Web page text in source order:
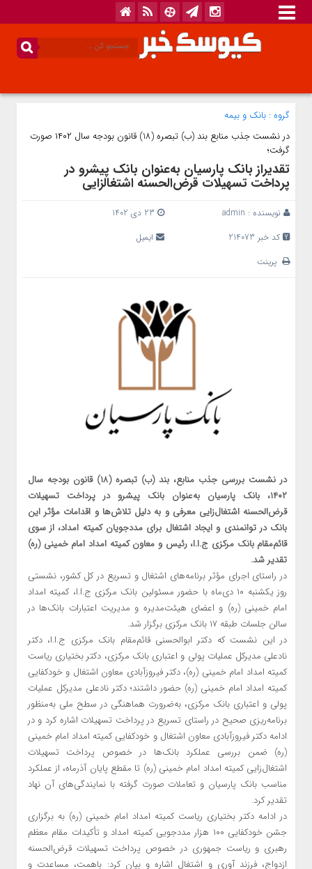
گروه : بانک‌ و بیمه
در نشست جذب منابع بند (ب) تبصره (18) قانون بودجه سال ۱۴۰۲ صورت
گرفت؛
تقدیراز بانک پارسیان به‌عنوان بانک پیشرو در
پرداخت تسهیلات قرض‌الحسنه اشتغالزایی
نویسنده : admin
کد خبر 214073
ایمیل
پرینت
در نشست بررسی جذب منابع، بند (ب) تبصره (۱۸) قانون بودجه سال
۱۴۰۲، بانک پارسیان به‌عنوان بانک پیشرو در پرداخت تسهیلات
قرض‌الحسنه اشتغال‌زایی معرفی و به دلیل تلاش‌ها و اقدامات مؤثر این
بانک در توانمندی و ایجاد اشتغال برای مددجویان کمیته امداد، از سوی
قائم‌مقام بانک مرکزی ج.ا.ا، رئیس و معاون کمیته امداد امام خمینی (ره)
تقدیر شد.
در راستای اجرای مؤثر برنامه‌های اشتغال و تسریع در کل کشور، نشستی
روز یکشنبه ۱۰ دی‌ماه با حضور مسئولین بانک مرکزی ج.ا.ا، کمیته امداد
امام خمینی (ره) و اعضای هیئت‌مدیره و مدیریت اعتبارات بانک‌ها در
سالن جلسات طبقه ۱۷ بانک مرکزی برگزار شد.
در این نشست که دکتر ابوالحسنی قائم‌مقام بانک مرکزی ج.ا.ا، دکتر
نادعلی مدیرکل عملیات پولی و اعتباری بانک مرکزی، دکتر بختیاری ریاست
کمیته امداد امام خمینی (ره)، دکتر فیروزآبادی معاون اشتغال و خودکفایی
کمیته امداد امام خمینی (ره) حضور داشتند؛ دکتر نادعلی مدیرکل عملیات
پولی و اعتباری بانک مرکزی، به‌ضرورت هماهنگی در سطح ملی به‌منظور
برنامه‌ریزی صحیح در راستای تسریع در پرداخت تسهیلات اشاره کرد و در
ادامه دکتر فیروزآبادی معاون اشتغال و خودکفایی کمیته امداد امام خمینی
(ره) ضمن بررسی عملکرد بانک‌ها در خصوص پرداخت تسهیلات
اشتغال‌زایی کمیته امداد امام خمینی (ره) تا مقطع پایان آذرماه، از عملکرد
مناسب بانک پارسیان و تعاملات صورت گرفته با نمایندگی‌های آن نهاد
تقدیر کرد.
در ادامه دکتر بختیاری ریاست کمیته امداد امام خمینی (ره) به برگزاری
جشن خودکفایی ۱۰۰ هزار مددجویی کمیته امداد و تأکیدات مقام معظم
رهبری و ریاست جمهوری در خصوص پرداخت تسهیلات قرض‌الحسنه
ازدواج، فرزند آوری و اشتغال اشاره و بیان کرد: باهمت، مساعدت و